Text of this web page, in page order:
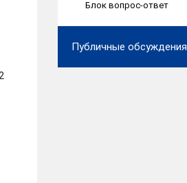
Блок вопрос-ответ
Публичные обсуждения